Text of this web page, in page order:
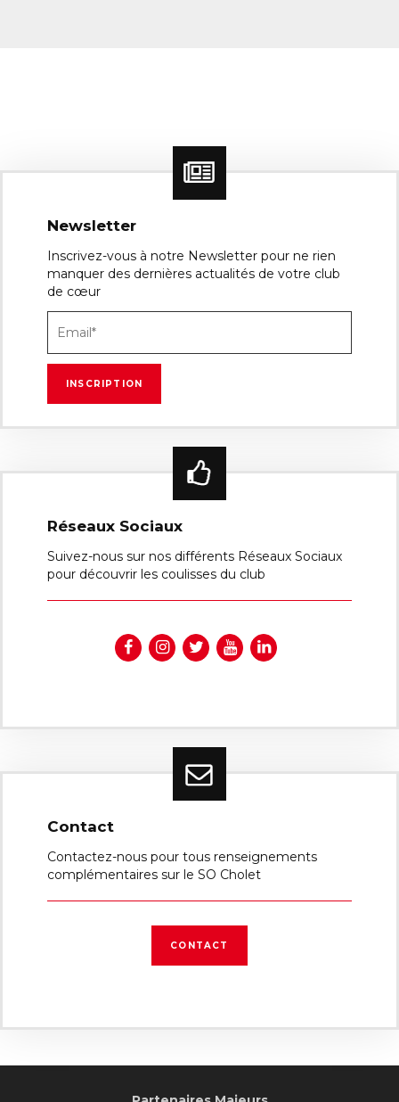
Newsletter
Inscrivez-vous à notre Newsletter pour ne rien
manquer des dernières actualités de votre club
de cœur
Réseaux Sociaux
Suivez-nous sur nos différents Réseaux Sociaux
pour découvrir les coulisses du club
Contact
Contactez-nous pour tous renseignements
complémentaires sur le SO Cholet
CONTACT